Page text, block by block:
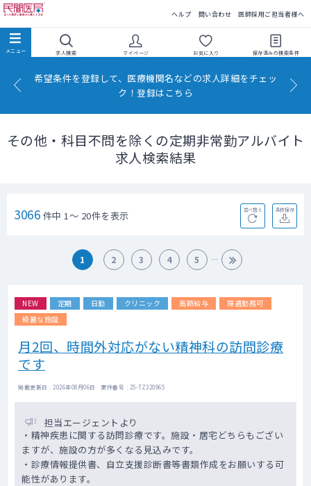
ヘルプ 問い合わせ 医師採用ご担当者様へ
求人検索 マイページ お気に入り 保存済みの検索条件
希望条件を登録して、医療機関名などの求人詳細をチェッ
ク！登録はこちら
その他・科目不問を除くの定期非常勤アルバイト
求人検索結果
3066 件中 1～ 20件を表示 並べ替え 条件保存
1 2 3 4 5
NEW 定期 日勤 クリニック 高額給与
隔週勤務可
綺麗な施設
月2回、時間外対応がない精神科の訪問診療
です
掲載更新日 : 2026年08月06日 案件番号 : 25-TZ320965
担当エージェントより
・精神疾患に関する訪問診療です。施設・居宅どちらもござい
ますが、施設の方が多くなる見込みです。
・診療情報提供書、自立支援診断書等書類作成をお願いする可
能性があります。